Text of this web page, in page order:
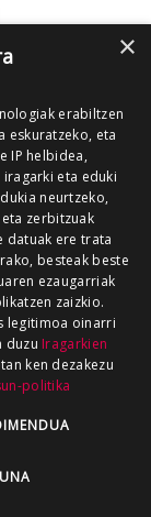
×
erabiltzen
eskuratzeko, eta
IP helbidea,
eta eduki
neurtzeko,
zerbitzuak
datuak ere trata
besteak beste
ezaugarriak
zaizkio.
legitimoa oinarri
duzu Iragarkien
ken dezakezu
politika